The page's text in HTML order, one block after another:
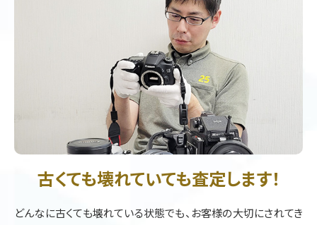
古くても壊れていても査定します！
どんなに古くても壊れている状態でも、お客様の大切にされてき